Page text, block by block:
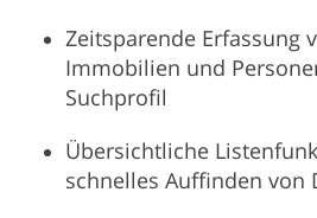
Zeitsparende Erfassung
Immobilien und
Suchprofil
Übersichtliche
schnelles Auffinden von